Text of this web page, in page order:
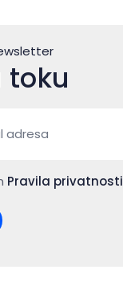
toku
Pravila privatnosti